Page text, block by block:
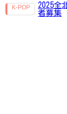
2025全
者募集